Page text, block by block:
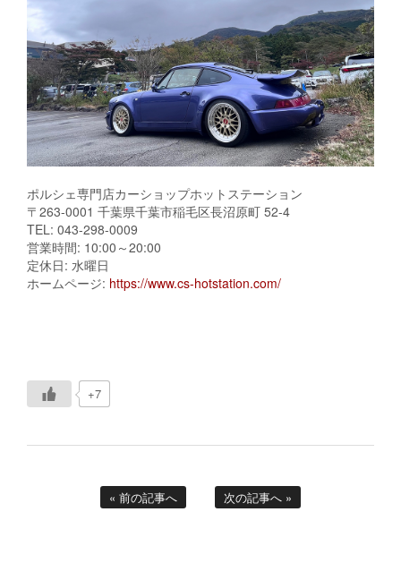
ポルシェ専門店カーショップホットステーション
〒263-0001 千葉県千葉市稲毛区長沼原町 52-4
TEL: 043-298-0009
営業時間: 10:00～20:00
定休日: 水曜日
ホームページ: https://www.cs-hotstation.com/
+7
« 前の記事へ 次の記事へ »